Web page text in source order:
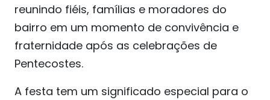
reunindo fiéis, famílias e moradores do
bairro em um momento de convivência e
fraternidade após as celebrações de
Pentecostes.
A festa tem um significado especial para o